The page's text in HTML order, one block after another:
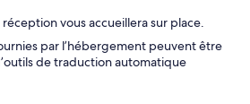
vous accueillera sur place.
par l’hébergement peuvent être
de traduction automatique